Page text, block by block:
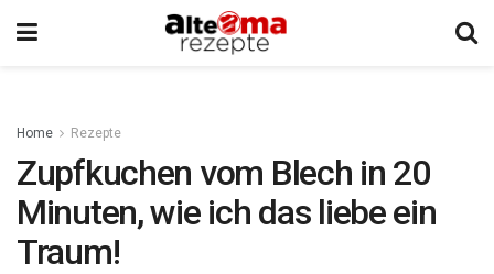
Home Rezepte
Zupfkuchen vom Blech in 20
Minuten, wie ich das liebe ein
Traum!